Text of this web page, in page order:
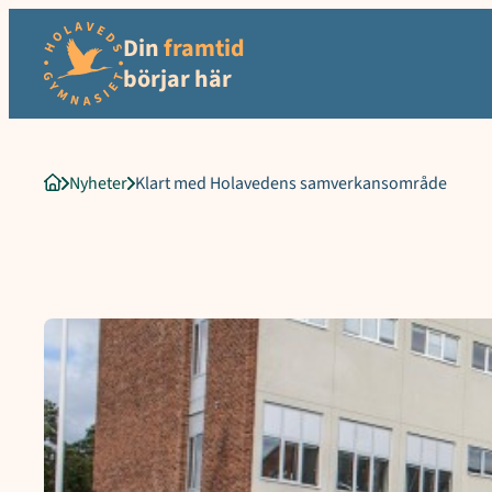
Sökord för intern sökning: Klart med Holavedens
innehåll
Dinframtid
börjar här
Startsida
Nyheter Klart med Holavedens samverkansområde